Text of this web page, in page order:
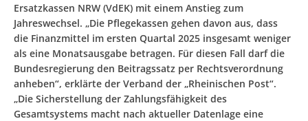
Ersatzkassen NRW (VdEK) mit einem Anstieg zum
Jahreswechsel. „Die Pflegekassen gehen davon aus, dass
die Finanzmittel im ersten Quartal 2025 insgesamt weniger
als eine Monatsausgabe betragen. Für diesen Fall darf die
Bundesregierung den Beitragssatz per Rechtsverordnung
anheben“, erklärte der Verband der „Rheinischen Post“.
„Die Sicherstellung der Zahlungsfähigkeit des
Gesamtsystems macht nach aktueller Datenlage eine